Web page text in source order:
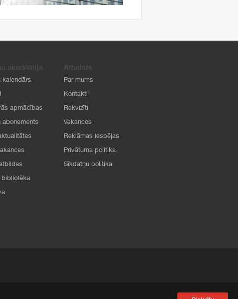
akadēmija
kalendārs
apmācības
abonements
bibliotēka
Atbalsts
Par mums
Kontakti
Rekvizīti
Vakances
Reklāmas iespējas
Privātuma politika
Sīkdatņu politika